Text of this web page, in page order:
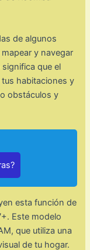
de algunos
y navegar
que el
habitaciones y
obstáculos y
esta función de
Este modelo
que utiliza una
de tu hogar.